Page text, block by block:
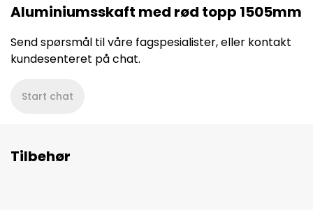
Aluminiumsskaft med rød topp 1505mm
Send spørsmål til våre fagspesialister, eller kontakt
kundesenteret på chat.
Start chat
Tilbehør